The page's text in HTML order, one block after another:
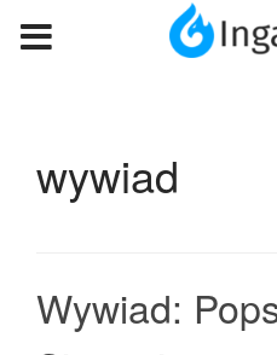
wywiad
Wywiad: